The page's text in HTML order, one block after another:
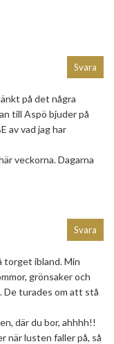
på det några
till Aspö bjuder på
av vad jag har
veckorna. Dagarna
Svara
torget ibland. Min
grönsaker och
De turades om att stå
där du bor, ahhhh!!
när lusten faller på, så
Svara